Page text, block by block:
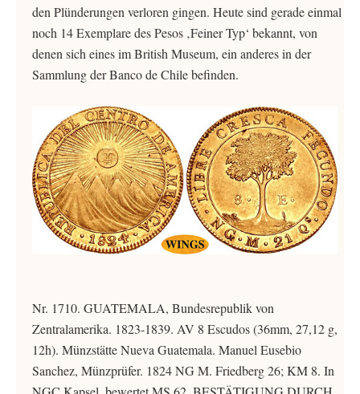
den Plünderungen verloren gingen. Heute sind gerade einmal
noch 14 Exemplare des Pesos ‚Feiner Typ‘ bekannt, von
denen sich eines im British Museum, ein anderes in der
Sammlung der Banco de Chile befinden.
Nr. 1710. GUATEMALA, Bundesrepublik von
Zentralamerika. 1823-1839. AV 8 Escudos (36mm, 27,12 g,
12h). Münzstätte Nueva Guatemala. Manuel Eusebio
Sanchez, Münzprüfer. 1824 NG M. Friedberg 26; KM 8. In